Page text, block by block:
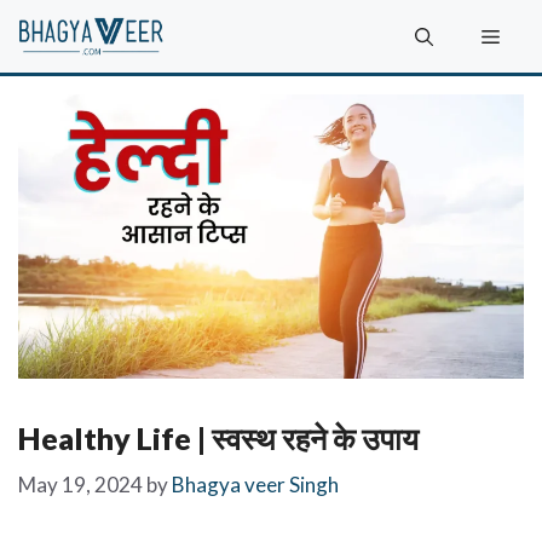
Skip
content
Healthy Life | स्वस्थ रहने के उपाय
May 19, 2024byBhagya veer Singh